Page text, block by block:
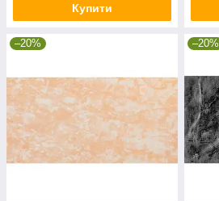
Купити
–20% –20%